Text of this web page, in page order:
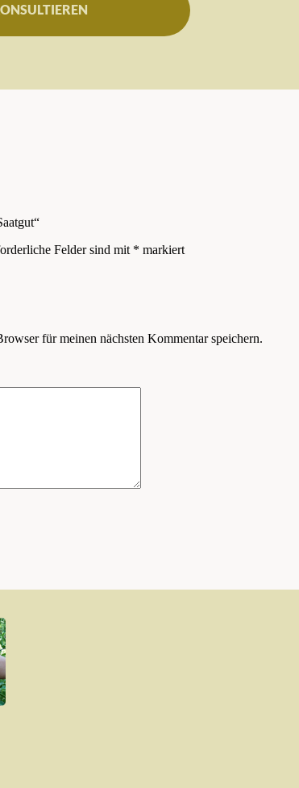
Felder sind mit * markiert
für meinen nächsten Kommentar speichern.